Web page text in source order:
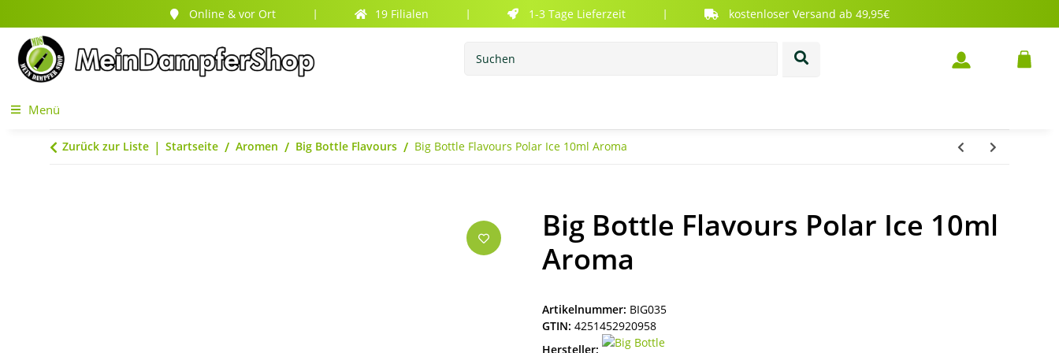
Online & vor Ort | 19 Filialen | 1-3 Tage Lieferzeit | kostenloser Versand ab 49,95€
Menü
Zurück zur Liste Startseite Aromen Big Bottle Flavours Big Bottle Flavours Polar Ice 10ml Aroma
Big Bottle Flavours Polar Ice 10ml
Aroma
Artikelnummer: BIG035
GTIN: 4251452920958
Hersteller: